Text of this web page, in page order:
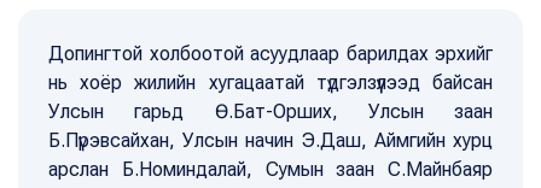
Допингтой холбоотой асуудлаар барилдах эрхийг
нь хоёр жилийн хугацаатай түдгэлзүүлээд байсан
Улсын гарьд Ө.Бат-Орших, Улсын заан
Б.Пүрэвсайхан, Улсын начин Э.Даш, Аймгийн хурц
арслан Б.Номиндалай, Сумын заан С.Майнбаяр